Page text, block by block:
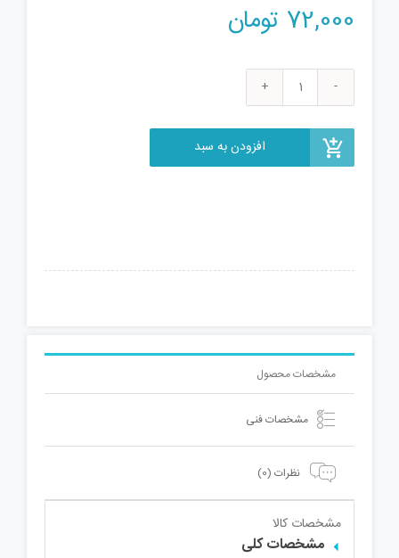
72,000 تومان
شمشیر
افزودن به سبد
مشخصات محصول
مشخصات فنی
نظرات (0)
مشخصات کالا
مشخصات کلی